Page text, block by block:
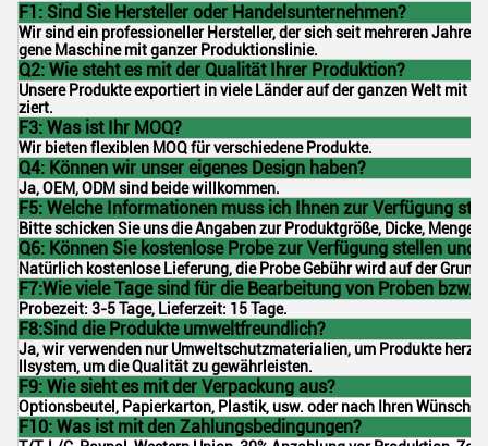
F1: Sind Sie Hersteller oder Handelsunternehmen?
Wir sind ein professioneller Hersteller, der sich seit mehreren
gene Maschine mit ganzer Produktionslinie.
Q2: Wie steht es mit der Qualität Ihrer Produktion?
Unsere Produkte exportiert in viele Länder auf der ganzen Welt mit
ziert.
F3: Was ist Ihr MOQ?
Wir bieten flexiblen MOQ für verschiedene Produkte.
Q4: Können wir unser eigenes Design haben?
Ja, OEM, ODM sind beide willkommen.
F5: Welche Informationen muss ich Ihnen zur Verfügung
Bitte schicken Sie uns die Angaben zur Produktgröße, Dicke,
Q6: Können Sie kostenlose Probe zur Verfügung stellen und
Natürlich kostenlose Lieferung, die Probe Gebühr wird auf der
F7:Wie viele Tage sind für die Bearbeitung von Proben bzw.
Probezeit: 3-5 Tage, Lieferzeit: 15 Tage.
F8:Sind die Produkte umweltfreundlich?
Ja, wir verwenden nur Umweltschutzmaterialien, um Produkte
llsystem, um die Qualität zu gewährleisten.
F9: Wie sieht es mit der Verpackung aus?
Optionsbeutel, Papierkarton, Plastik, usw. oder nach Ihren
F10: Was ist mit den Zahlungsbedingungen?